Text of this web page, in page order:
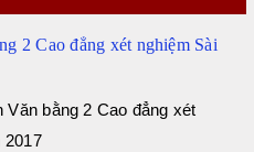
Văn bằng 2 Cao đẳng xét
2017